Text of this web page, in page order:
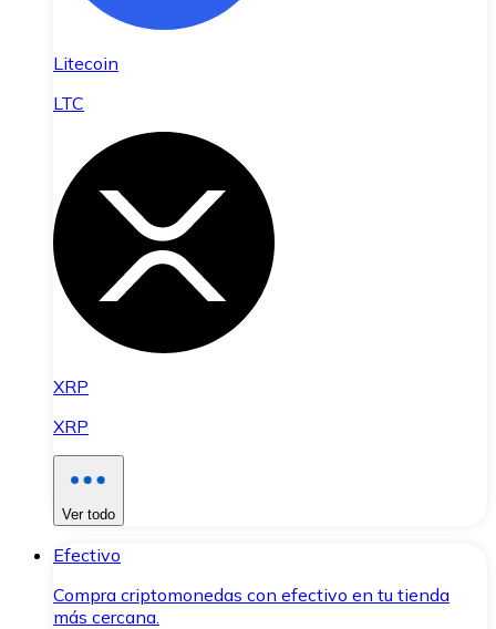
Litecoin
LTC
XRP
XRP
Ver todo
Efectivo
Compra criptomonedas con efectivo en tu tienda
más cercana.